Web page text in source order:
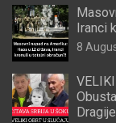
Iranci
8